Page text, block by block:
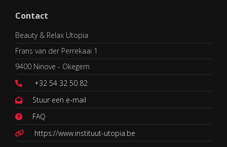
Contact
Beauty & Relax Utopia
Frans van der Perrekaai 1
9400 Ninove - Okegem
+32 54 32 50 82
Stuur een e-mail
FAQ
https://www.instituut-utopia.be